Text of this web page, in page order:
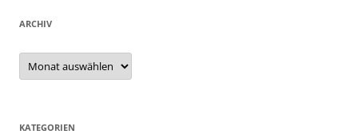
ARCHIV
Archiv
KATEGORIEN